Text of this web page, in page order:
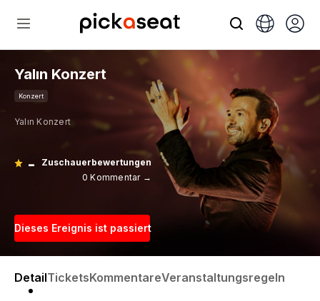
Yalın Konzert
Konzert
Yalın Konzert
-
Zuschauerbewertungen
0 Kommentar →
Dieses Ereignis ist passiert
DetailTicketsKommentareVeranstaltungsregeln